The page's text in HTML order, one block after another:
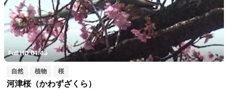
Full HD 01:43
自然 植物 桜
河津桜（かわずざくら）